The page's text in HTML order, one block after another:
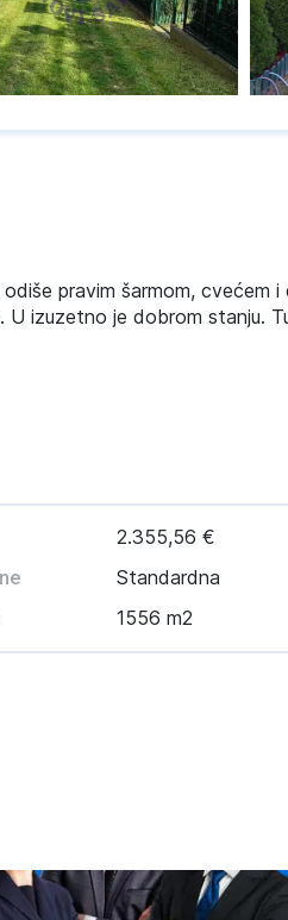
pravim šarmom, cvećem i
U izuzetno je dobrom stanju.
2.355,56 €
Standardna
1556 m2